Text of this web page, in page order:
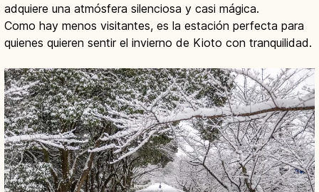
adquiere una atmósfera silenciosa y casi mágica.
Como hay menos visitantes, es la estación perfecta para
quienes quieren sentir el invierno de Kioto con tranquilidad.